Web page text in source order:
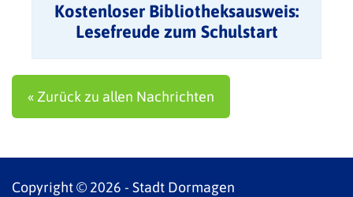
Kostenloser Bibliotheksausweis:
Lesefreude zum Schulstart
« Zurück zu allen Nachrichten
Copyright © 2026 - Stadt Dormagen